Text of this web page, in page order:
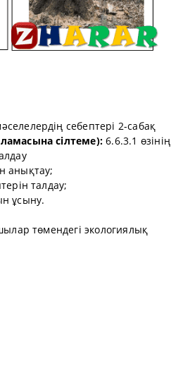
себептері 2-сабақ
сілтеме): 6.6.3.1 өзінің
анықтау;
талдау;
ұсыну.
төмендегі экологиялық